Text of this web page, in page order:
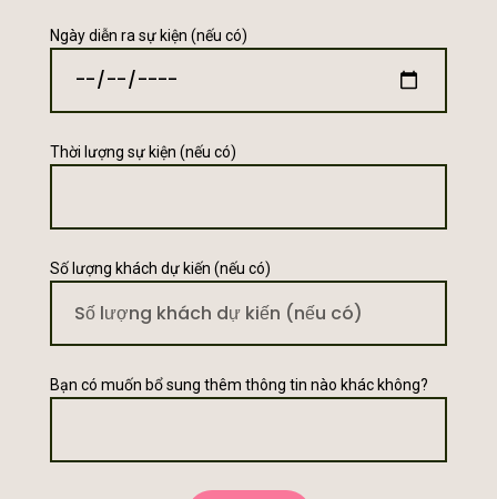
Ngày diễn ra sự kiện (nếu có)
Thời lượng sự kiện (nếu có)
Số lượng khách dự kiến ​​(nếu có)
Bạn có muốn bổ sung thêm thông tin nào khác không?